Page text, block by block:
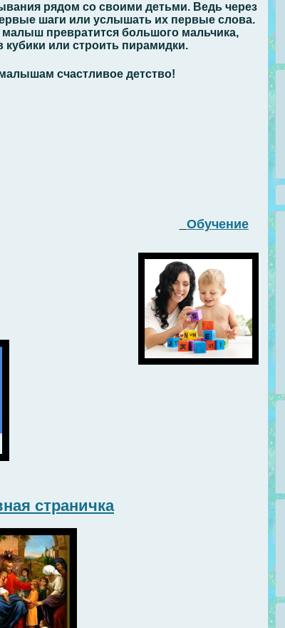
рядом со своими детьми. Ведь через
шаги или услышать их первые слова.
малыш превратится большого мальчика,
кубики или строить пирамидки.
счастливое детство!
Обучение
страничка